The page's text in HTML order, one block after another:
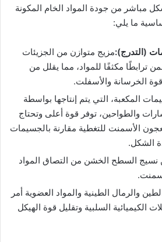
مباشر من جودة المواد الخام المكونة
ما يلي:
(التدرج):مزيج متوازن من الجزيئات
ترابطًا مكثفًا للمواد، مما يقلل من
الخرسانة والأسفلت.
المكعبة، التي يتم إنتاجها بواسطة
والطواحين، توفر قوة أعلى وتحتاج
الأسمنت للتغطية مقارنة بالجسيمات
الشكل.
السطح الخشن من التصاق المواد
والرمال الطينية والمواد العضوية أمر
الكيميائية السلبية وتقليل قوة الهيكل